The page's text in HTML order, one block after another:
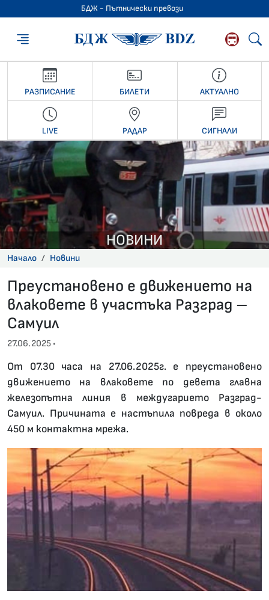
БДЖ - Пътнически превози
БДЖ -
РАЗПИСАНИЕ БИЛЕТИ АКТУАЛНО
LIVE РАДАР СИГНАЛИ
НОВИНИ
Начало Новини
Преустановено е движението на
влаковете в участъка Разград –
Самуил
27.06.2025 •
От 07.30 часа на 27.06.2025г. е преустановено
движението на влаковете по девета главна
железопътна линия в междугарието Разград-
Самуил. Причината е настъпила повреда в около
450 м контактна мрежа.